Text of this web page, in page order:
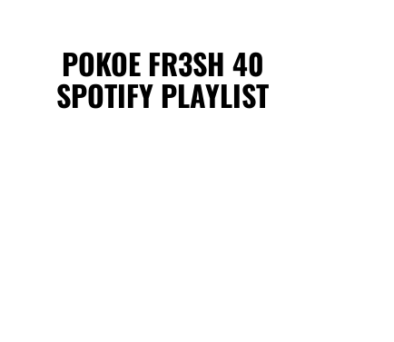
POKOE FR3SH 40
SPOTIFY PLAYLIST